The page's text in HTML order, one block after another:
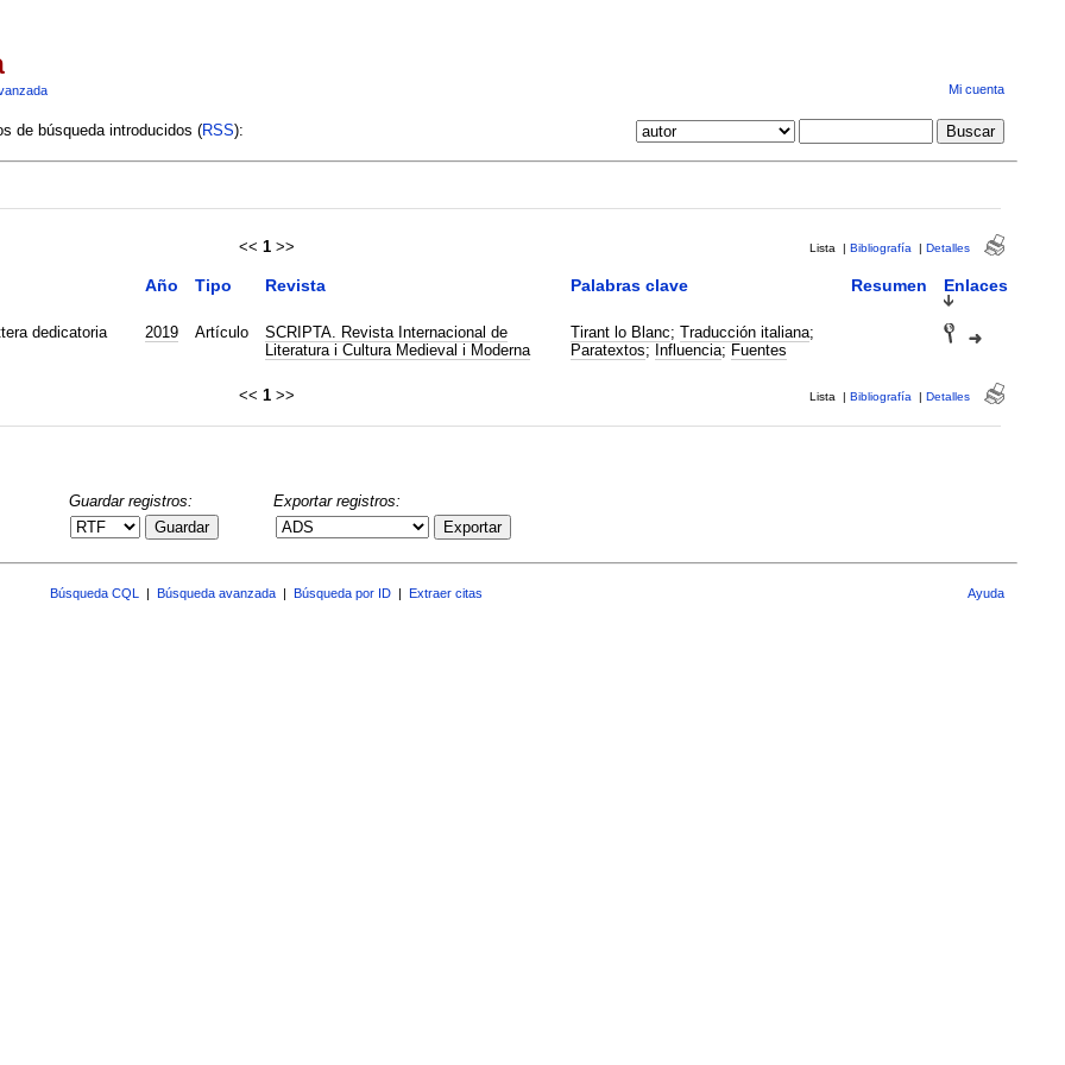
Mi cuenta
de búsqueda introducidos (RSS):
<< 1 >> Lista | Bibliografía | Detalles
Año Tipo Revista Palabras clave Resumen Enlaces
dedicatoria
2019 Artículo
SCRIPTA. Revista Internacional de
Literatura i Cultura Medieval i Moderna
Tirant lo Blanc; Traducción italiana;
Paratextos; Influencia; Fuentes
<< 1 >> Lista | Bibliografía | Detalles
Guardar registros:
Guardar
Exportar registros:
Exportar
Búsqueda CQL Búsqueda avanzada Búsqueda por ID Extraer citas Ayuda